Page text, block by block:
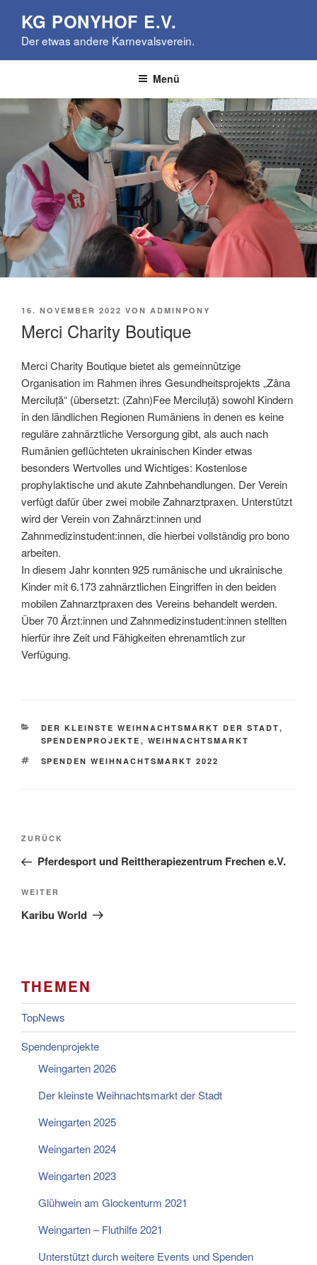
springen
KG PONYHOF E.V.
Der etwas andere Karnevalsverein.
Menü
VERÖFFENTLICHT
16. NOVEMBER 2022 VON ADMINPONY
Merci Charity Boutique
Merci Charity Boutique bietet als gemeinnützige
Organisation im Rahmen ihres Gesundheitsprojekts „Zâna
Merciluță“ (übersetzt: (Zahn)Fee Merciluță) sowohl Kindern
in den ländlichen Regionen Rumäniens in denen es keine
reguläre zahnärztliche Versorgung gibt, als auch nach
Rumänien geflüchteten ukrainischen Kinder etwas
besonders Wertvolles und Wichtiges: Kostenlose
prophylaktische und akute Zahnbehandlungen. Der Verein
verfügt dafür über zwei mobile Zahnarztpraxen. Unterstützt
wird der Verein von Zahnärzt:innen und
Zahnmedizinstudent:innen, die hierbei vollständig pro bono
arbeiten.
In diesem Jahr konnten 925 rumänische und ukrainische
Kinder mit 6.173 zahnärztlichen Eingriffen in den beiden
mobilen Zahnarztpraxen des Vereins behandelt werden.
Über 70 Ärzt:innen und Zahnmedizinstudent:innen stellten
hierfür ihre Zeit und Fähigkeiten ehrenamtlich zur
Verfügung.
KATEGORIEN
DER KLEINSTE WEIHNACHTSMARKT DER STADT,
SPENDENPROJEKTE , WEIHNACHTSMARKT
SCHLAGWÖRTER
SPENDEN WEIHNACHTSMARKT 2022
Beitragsnavigation
Vorheriger
Beitrag
ZURÜCK
Pferdesport und Reittherapiezentrum Frechen e.V.
Nächster
Beitrag
WEITER
Karibu World
THEMEN
TopNews
Spendenprojekte
Weingarten 2026
Der kleinste Weihnachtsmarkt der Stadt
Weingarten 2025
Weingarten 2024
Weingarten 2023
Glühwein am Glockenturm 2021
Weingarten – Fluthilfe 2021
Unterstützt durch weitere Events und Spenden